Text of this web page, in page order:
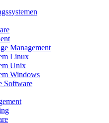
Management
Linux
Unix
Windows
Software